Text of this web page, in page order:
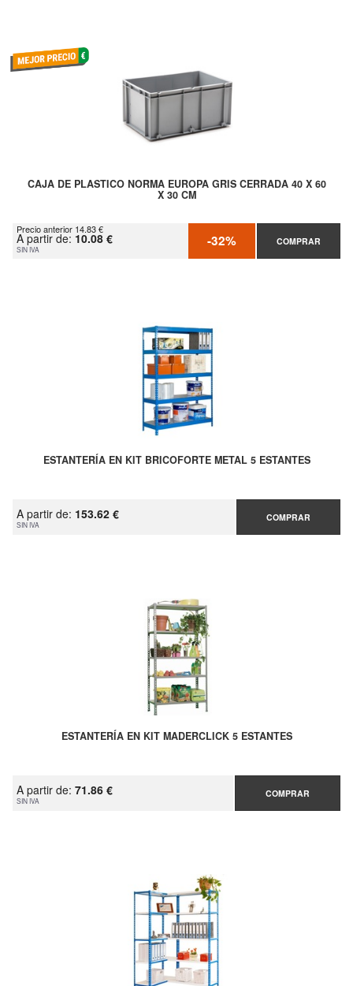
CAJA DE PLASTICO NORMA EUROPA GRIS CERRADA 40 X 60
X 30 CM
Precio anterior 14.83 €
A partir de: 10.08 €
SIN IVA -32% COMPRAR
ESTANTERÍA EN KIT BRICOFORTE METAL 5 ESTANTES
A partir de: 153.62 €
SIN IVA
COMPRAR
ESTANTERÍA EN KIT MADERCLICK 5 ESTANTES
A partir de: 71.86 €
SIN IVA
COMPRAR